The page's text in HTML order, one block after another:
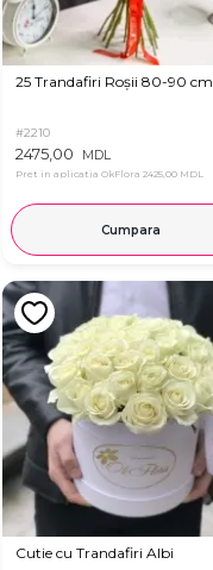
25 Trandafiri Roșii 80-90 cm
#2210
2475,00 MDL
Pret in aplicatia OkFlora 2425,00 MDL
Cumpara
Cutie cu Trandafiri Albi